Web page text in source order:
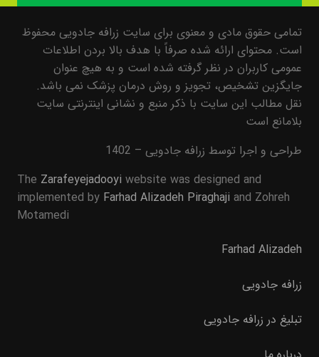
تمامی حقوق مادی و معنوی برای سایت زرافه جادویی محفوظ
است. محتوای ارائه شده صرفاً با هدف بالا بردن اطلاعات
عمومی کاربران در نظر گرفته شده است و به هیچ عنوان
جایگزین تشخیص، تجویز و روش درمان پزشک نمی باشد.
نقل مطالب این سایت با ذکر منبع و نشانی اینترنتی سایت
بلامانع است
طراحی و اجرا توسط زرافه جادویی – 1402
The Zarafeyejadooyi website was designed and
implemented by Farhad Alizadeh Piraghaji and Zohreh
Motamedi
Farhad Alizadeh
زرافه جادویی
تبلیغ در زرافه جادویی